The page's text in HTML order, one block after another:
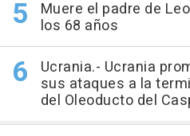
Muere el padre de
los 68 años
Ucrania.- Ucrania
sus ataques a la
del Oleoducto del